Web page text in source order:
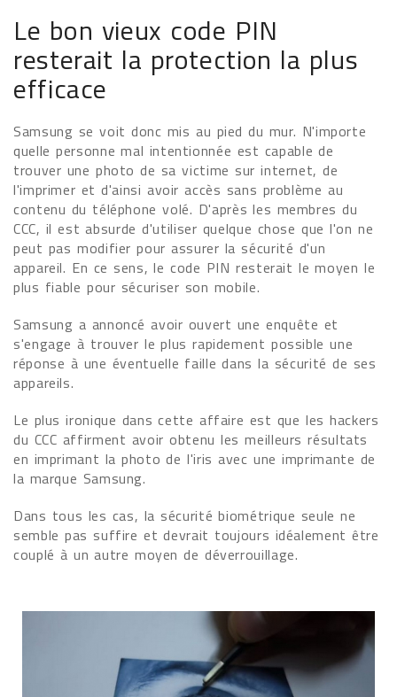
Le bon vieux code PIN
resterait la protection la plus
efficace
Samsung se voit donc mis au pied du mur. N'importe
quelle personne mal intentionnée est capable de
trouver une photo de sa victime sur internet, de
l'imprimer et d'ainsi avoir accès sans problème au
contenu du téléphone volé. D'après les membres du
CCC, il est absurde d'utiliser quelque chose que l'on ne
peut pas modifier pour assurer la sécurité d'un
appareil. En ce sens, le code PIN resterait le moyen le
plus fiable pour sécuriser son mobile.
Samsung a annoncé avoir ouvert une enquête et
s'engage à trouver le plus rapidement possible une
réponse à une éventuelle faille dans la sécurité de ses
appareils.
Le plus ironique dans cette affaire est que les hackers
du CCC affirment avoir obtenu les meilleurs résultats
en imprimant la photo de l'iris avec une imprimante de
la marque Samsung.
Dans tous les cas, la sécurité biométrique seule ne
semble pas suffire et devrait toujours idéalement être
couplé à un autre moyen de déverrouillage.